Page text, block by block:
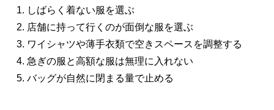
しばらく着ない服を選ぶ
店舗に持って行くのが面倒な服を選ぶ
ワイシャツや薄手衣類で空きスペースを調整する
急ぎの服と高額な服は無理に入れない
バッグが自然に閉まる量で止める